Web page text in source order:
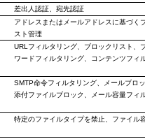
差出人 認証、 宛先認証
アドレスまたはメールアドレスに基づく
スト管理
URL フィルタリング、ブロックリスト、
ワードフィルタリング、コンテンツフィ
SMTP命令フィルタリング、メールブロ
添付ファイルブロック、メール容量フィ
特定のファイルタイプを禁止、 ファイル